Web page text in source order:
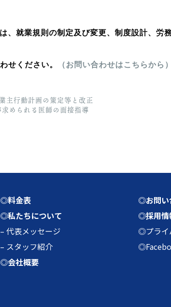
、就業規則の制定及び変更、制度設計、労
せください。
（お問い合わせはこちらから）
主行動計画の策定等と改正
められる医師の面接指導
◎料金表
◎私たちについて
– 代表メッセージ
– スタッフ紹介
◎会社概要
◎お問い
◎採用情
◎プライ